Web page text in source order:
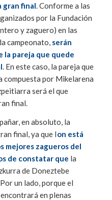
gran final. Conforme a las
por la Fundación
y zaguero) en las
campeonato,serán
la pareja que quede
. En este caso, la pareja que
compuesta por Mikelarena
será el que
final.
en absoluto, la
final, ya que Ion está
mejores zagueros del
de constatar que la
de Doneztebe
un lado, porque el
en plenas